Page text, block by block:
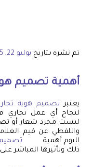
تم نشره بتاريخ يوليو 22, 2025
أهمية تصميم
يعتبر تصميم هوية
لنجاح أي عمل تجاري
ليست مجرد شعار أو
واللفظي عن قيم
اليوم أهمية تصميم
ذلك وتأثيرها المباشر